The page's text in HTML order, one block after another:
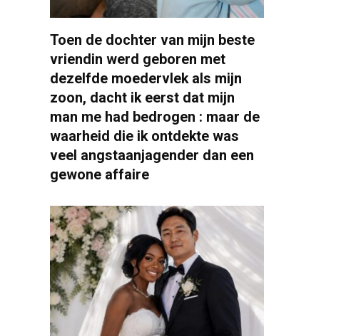
Toen de dochter van mijn beste
vriendin werd geboren met
dezelfde moedervlek als mijn
zoon, dacht ik eerst dat mijn
man me had bedrogen : maar de
waarheid die ik ontdekte was
veel angstaanjagender dan een
gewone affaire